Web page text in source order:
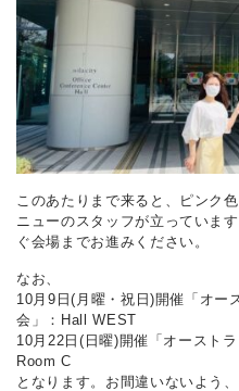
このあたりまで来ると、ピンク
ニューのスタッフが立っていま
ぐ会場までお進みください。
なお、
10月9日(月曜・祝日)開催「オー
会」：Hall WEST
10月22日(日曜)開催「オースト
Room C
となります。お間違いないよう